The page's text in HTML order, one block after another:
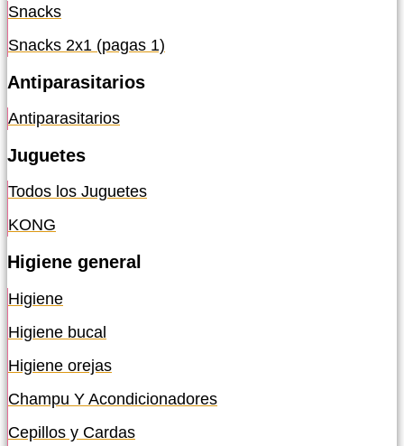
Snacks
Snacks 2x1 (pagas 1)
Antiparasitarios
Antiparasitarios
Juguetes
Todos los Juguetes
KONG
Higiene general
Higiene
Higiene bucal
Higiene orejas
Champu Y Acondicionadores
Cepillos y Cardas